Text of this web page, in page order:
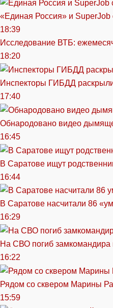
«Единая Россия» и SuperJob
18:39
Исследование ВТБ:
18:20
Инспекторы ГИБДД
17:40
Обнародовано видео
16:45
В Саратове ищут
16:44
В Саратове насчитали 86
16:29
На СВО погиб замкомандира
16:22
Рядом со сквером Марины
15:59